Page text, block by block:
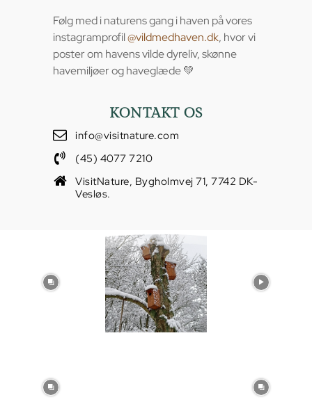
Følg med i naturens gang i haven på vores
instagramprofil@vildmedhaven.dk, hvor vi
poster om havens vilde dyreliv, skønne
havemiljøer og haveglæde 💚
KONTAKT OS
info@visitnature.com
(45) 4077 7210
VisitNature, Bygholmvej 71, 7742 DK-
Vesløs.